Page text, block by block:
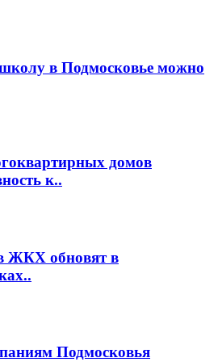
в Подмосковье можно
домов
к..
ЖКХ обновят в
Подмосковья